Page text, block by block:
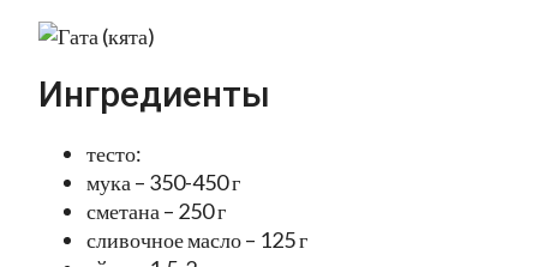
Ингредиенты
тесто:
мука – 350-450 г
сметана – 250 г
сливочное масло – 125 г